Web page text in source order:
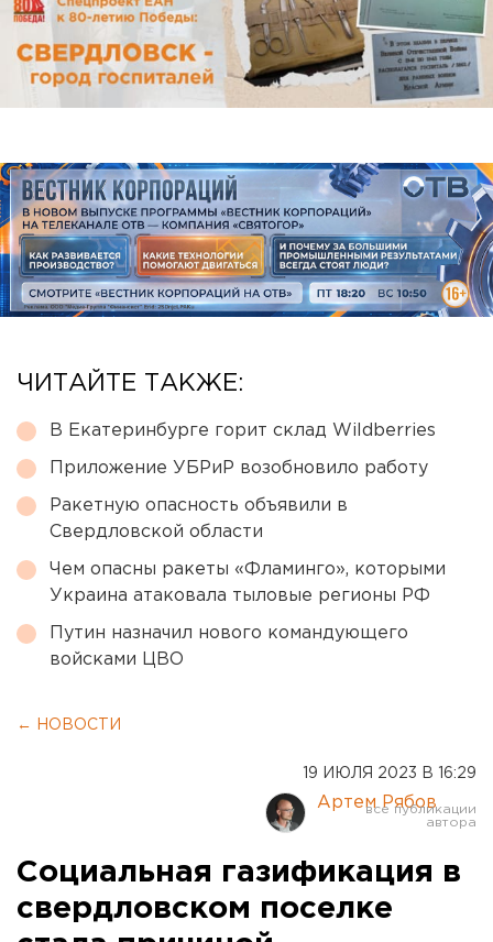
ЧИТАЙТЕ ТАКЖЕ:
В Екатеринбурге горит склад Wildberries
Приложение УБРиР возобновило работу
Ракетную опасность объявили в
Свердловской области
Чем опасны ракеты «Фламинго», которыми
Украина атаковала тыловые регионы РФ
Путин назначил нового командующего
войсками ЦВО
← НОВОСТИ
19 ИЮЛЯ 2023 В 16:29
Артем Рябов
Социальная газификация в
свердловском поселке